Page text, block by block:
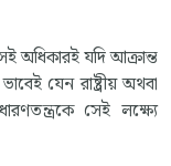
অধিকারই যদি আক্রান্ত
যেন রাষ্ট্রীয় অথবা
সেই লক্ষ্যে